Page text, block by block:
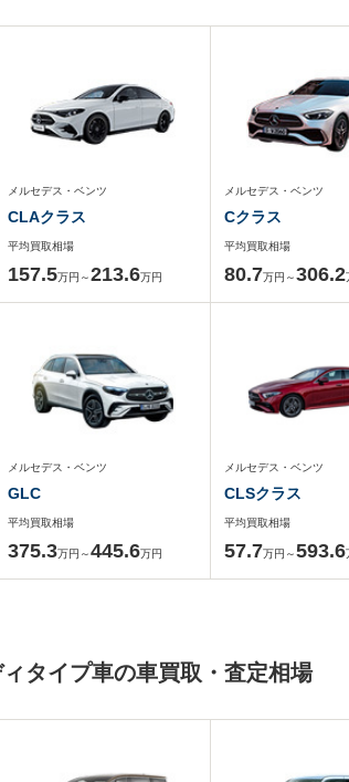
メルセデス・ベンツ
CLAクラス
平均買取相場
157.5万円～213.6万円
メルセデス・ベンツ
Cクラス
平均買取相場
80.7万円～306.2
メルセデス・ベンツ
GLC
平均買取相場
375.3万円～445.6万円
メルセデス・ベンツ
CLSクラス
平均買取相場
57.7万円～593.6
タイプ車の車買取・査定相場